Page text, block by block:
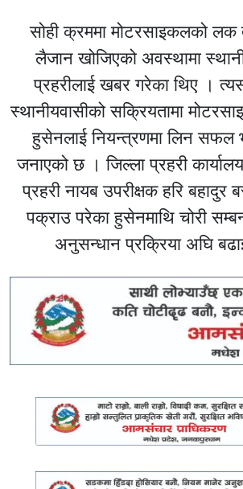
सोही क्रममा मोटरसाइकलको लक
लैजान खोजिएको अवस्थामा
प्रहरीलाई खबर गरेका थिए ।
स्थानीयवासीको सक्रियतामा
हुसेनलाई नियन्त्रणमा लिन सफल
जनाएको छ । जिल्ला प्रहरी
प्रहरी नायब उपरीक्षक हरि
पक्राउ परेका हुसेनमाथि चोरी
अनुसन्धान प्रक्रिया अघि